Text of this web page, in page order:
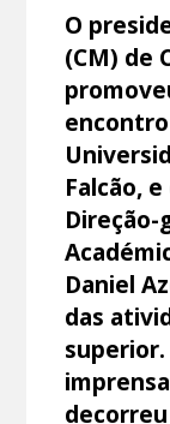
O
(CM) de
Falcão,
Direção-
Daniel
das